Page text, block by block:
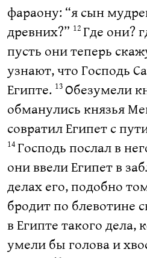
фараону: “я сын
древних?” 12 Где они?
пусть они теперь
узнают, что Господь
Египте. 13 Обезумели
обманулись князья
совратил Египет с
14 Господь послал в
они ввели Египет в
делах его, подобно
бродит по блевотине
в Египте такого дела,
умели бы голова и